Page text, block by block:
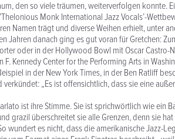
den so viele träumen, weiterverfolgen konnte.
Monk International Jazz Vocals’-
Namen trägt und diverse Weihen erhielt, unter
Jahren danach ging es gut voran für Gretchen:
oder in der Hollywood Bowl mit Oscar Castro-
Kennedy Center for the Performing Arts in
in der New York Times, in der Ben Ratliff
„Es ist offensichtlich, dass sie eine
ist ihre Stimme. Sie ist sprichwörtlich wie ein
grazil überschreitet sie alle Grenzen, denn sie
wundert es nicht, dass die amerikanische Jazz-